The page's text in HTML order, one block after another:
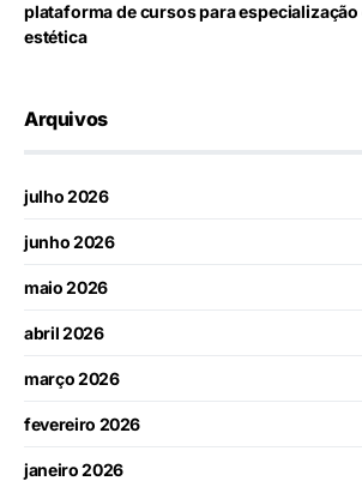
plataforma de cursos para especialização
estética
Arquivos
julho 2026
junho 2026
maio 2026
abril 2026
março 2026
fevereiro 2026
janeiro 2026